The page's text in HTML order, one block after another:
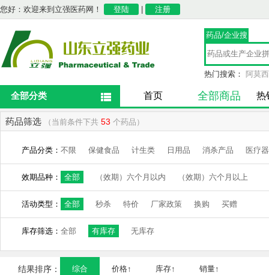
您好：欢迎来到立强医药网！ 登陆 注册
药品/企业搜
索
热门搜索： 阿莫
全部分类 首页 全部商品 热
药品筛选 （当前条件下共 53 个药品）
产品分类： 不限 保健食品 计生类 日用品 消杀产品 医疗
效期品种： 全部 （效期）六个月以内 （效期）六个月以上
活动类型： 全部 秒杀 特价 厂家政策 换购 买赠
库存筛选： 全部 有库存 无库存
结果排序： 综合 价格↑ 库存↑ 销量↑